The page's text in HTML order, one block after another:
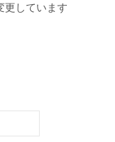
更しています